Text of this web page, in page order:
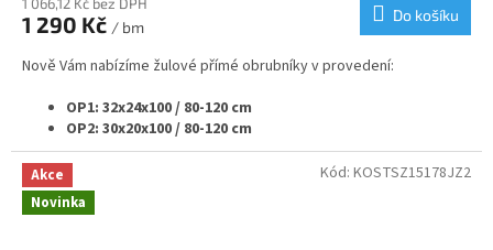
1 290 Kč / bm
Do košíku
Nově Vám nabízíme žulové přímé obrubníky v provedení:
OP1: 32x24x100 / 80-120 cm
OP2: 30x20x100 / 80-120 cm
OP3: 25x20x100 / 80-120 cm
OP5: 20x20x100 / 80-120 cm
OP6: 15x25x100 / 80-120 cm
Akce
Novinka
Kód: KOSTSZ15178JZ2